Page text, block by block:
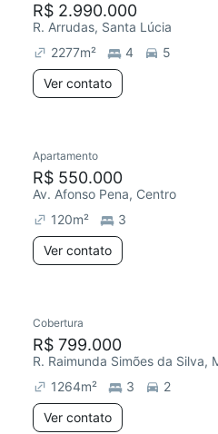
R$ 2.990.000
R. Arrudas, Santa Lúcia
2277m² 4
5
Ver contato
Redecorar
Apartamento
R$ 550.000
Av. Afonso Pena, Centro
120m²
3
Ver contato
Chegou este mês
Cobertura
R$ 799.000
R. Raimunda Simões da Silva,
1264m² 3
2
Ver contato